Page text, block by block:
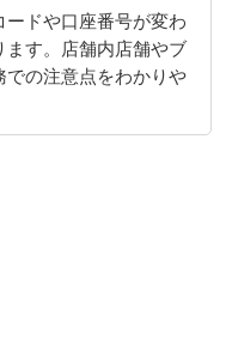
ドや口座番号が変わ
ます。店舗内店舗やブ
での注意点をわかりや